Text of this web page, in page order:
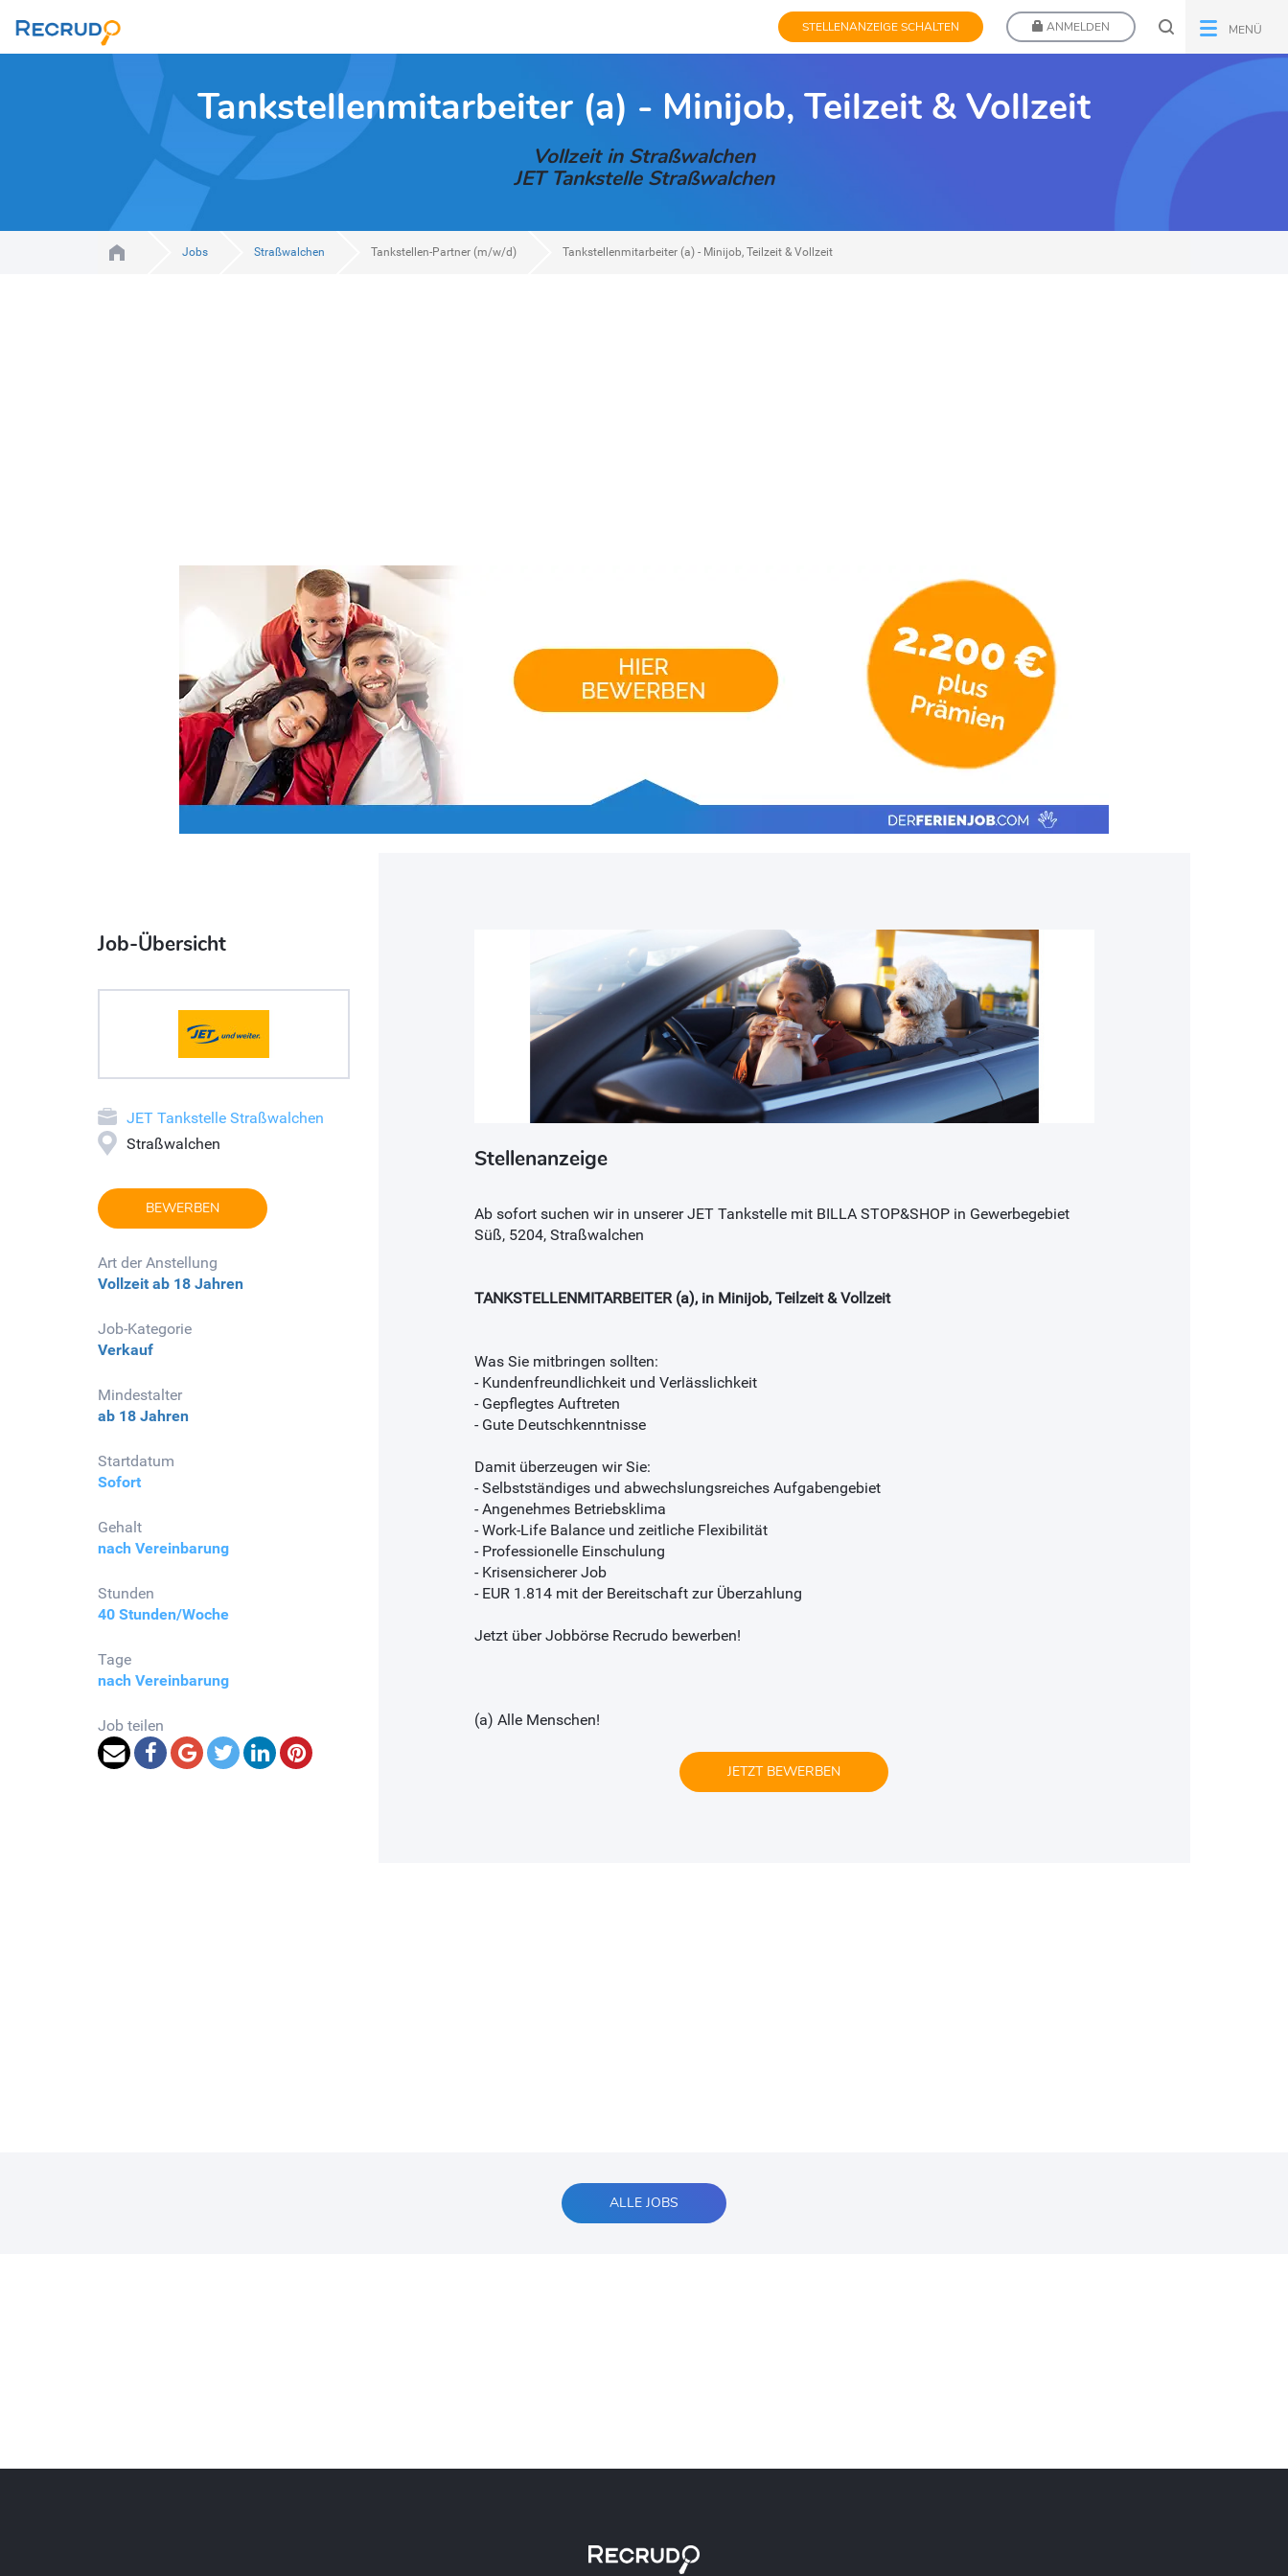
STELLENANZEIGE SCHALTEN ANMELDEN MENÜ
Tankstellenmitarbeiter (a) - Minijob, Teilzeit & Vollzeit
Vollzeit in Straßwalchen
JET Tankstelle Straßwalchen
Jobs Straßwalchen Tankstellen-Partner (m/w/d) Tankstellenmitarbeiter (a) - Minijob, Teilzeit & Vollzeit
Job-Übersicht
JET Tankstelle Straßwalchen
Straßwalchen
BEWERBEN
Art der Anstellung
Vollzeit ab 18 Jahren
Job-Kategorie
Verkauf
Mindestalter
ab 18 Jahren
Startdatum
Sofort
Gehalt
nach Vereinbarung
Stunden
40 Stunden/Woche
Tage
nach Vereinbarung
Job teilen
Stellenanzeige
Ab sofort suchen wir in unserer JET Tankstelle mit BILLA STOP&SHOP in Gewerbegebiet
Süß, 5204, Straßwalchen
TANKSTELLENMITARBEITER (a), in Minijob, Teilzeit & Vollzeit
Was Sie mitbringen sollten:
- Kundenfreundlichkeit und Verlässlichkeit
- Gepflegtes Auftreten
- Gute Deutschkenntnisse
Damit überzeugen wir Sie:
- Selbstständiges und abwechslungsreiches Aufgabengebiet
- Angenehmes Betriebsklima
- Work-Life Balance und zeitliche Flexibilität
- Professionelle Einschulung
- Krisensicherer Job
- EUR 1.814 mit der Bereitschaft zur Überzahlung
Jetzt über Jobbörse Recrudo bewerben!
(a) Alle Menschen!
JETZT BEWERBEN
ALLE JOBS